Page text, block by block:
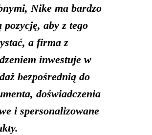
Nike ma bardzo
pozycję, aby z tego
a firma z
inwestuje w
bezpośrednią do
doświadczenia
i spersonalizowane